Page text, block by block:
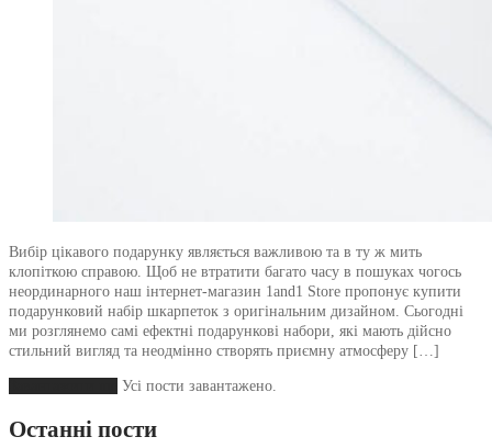
Вибір цікавого подарунку являється важливою та в ту ж мить
клопіткою справою. Щоб не втратити багато часу в пошуках чогось
неординарного наш інтернет-магазин 1and1 Store пропонує купити
подарунковий набір шкарпеток з оригінальним дизайном. Сьогодні
ми розглянемо самі ефектні подарункові набори, які мають дійсно
стильний вигляд та неодмінно створять приємну атмосферу […]
Усі пости завантажено.
Останні пости